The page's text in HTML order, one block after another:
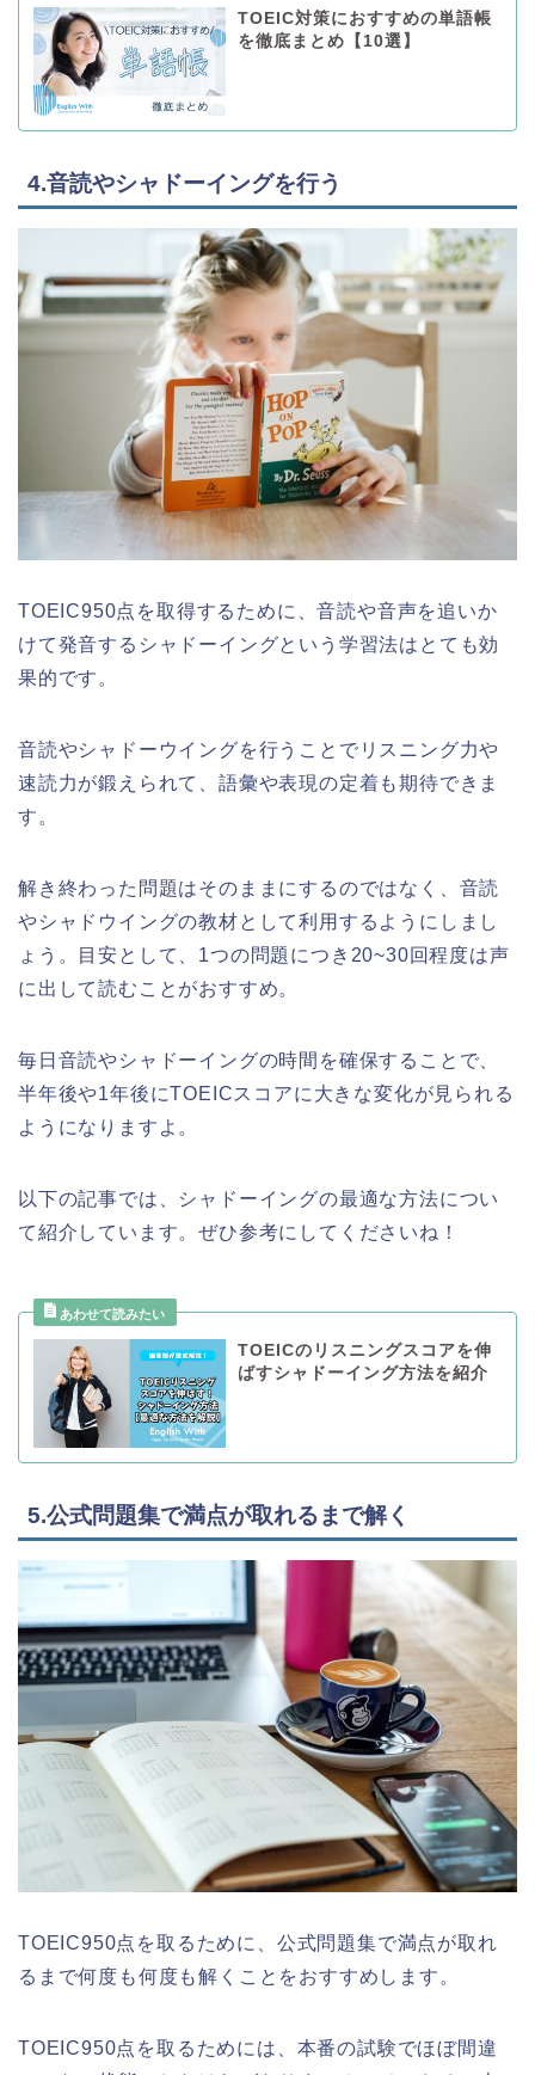
TOEIC対策におすすめの単語帳
を徹底まとめ【10選】
4.音読やシャドーイングを行う
TOEIC950点を取得するために、音読や音声を追いか
けて発音するシャドーイングという学習法はとても効
果的です。
音読やシャドーウイングを行うことでリスニング力や
速読力が鍛えられて、語彙や表現の定着も期待できま
す。
解き終わった問題はそのままにするのではなく、音読
やシャドウイングの教材として利用するようにしまし
ょう。目安として、1つの問題につき20~30回程度は声
に出して読むことがおすすめ。
毎日音読やシャドーイングの時間を確保することで、
半年後や1年後にTOEICスコアに大きな変化が見られる
ようになりますよ。
以下の記事では、シャドーイングの最適な方法につい
て紹介しています。ぜひ参考にしてくださいね！
TOEICのリスニングスコアを伸
ばすシャドーイング方法を紹介
5.公式問題集で満点が取れるまで解く
TOEIC950点を取るために、公式問題集で満点が取れ
るまで何度も何度も解くことをおすすめします。
TOEIC950点を取るためには、本番の試験でほぼ間違